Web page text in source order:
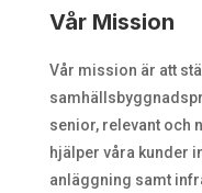
Vår Mission
Vår mission är att
senior, relevant och
hjälper våra kunder
anläggning samt